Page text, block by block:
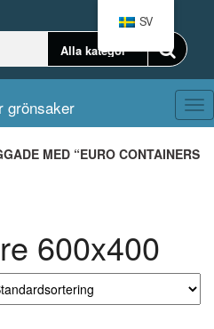
grönsaker
MED “EURO CONTAINERS
600x400
SV